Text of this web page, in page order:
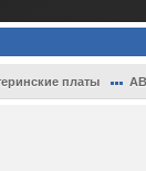
платы